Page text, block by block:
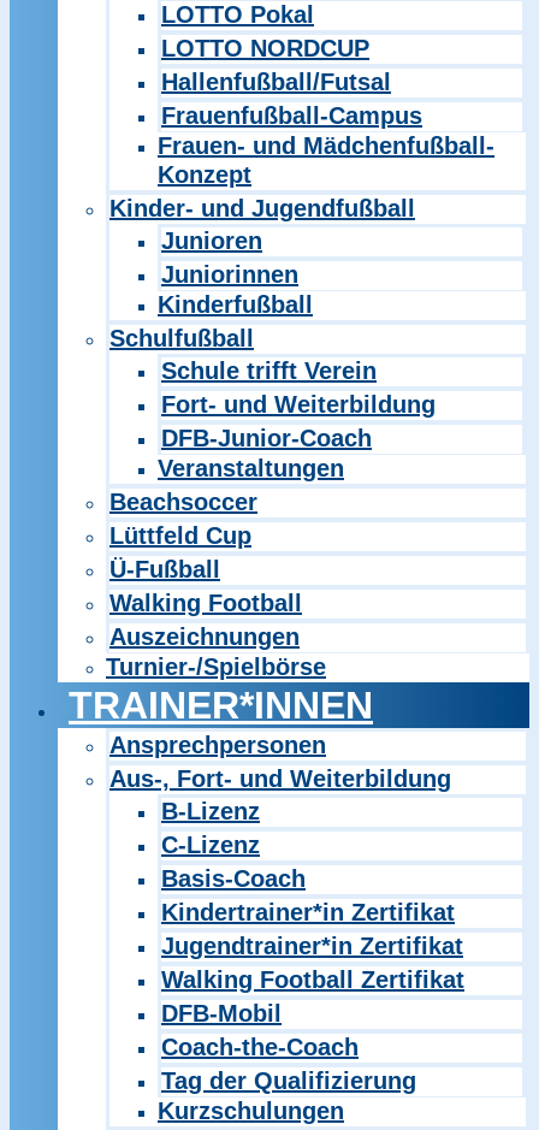
LOTTO Pokal
LOTTO NORDCUP
Hallenfußball/Futsal
Frauenfußball-Campus
Frauen- und Mädchenfußball-
Konzept
Kinder- und Jugendfußball
Junioren
Juniorinnen
Kinderfußball
Schulfußball
Schule trifft Verein
Fort- und Weiterbildung
DFB-Junior-Coach
Veranstaltungen
Beachsoccer
Lüttfeld Cup
Ü-Fußball
Walking Football
Auszeichnungen
Turnier-/Spielbörse
TRAINER*INNEN
Ansprechpersonen
Aus-, Fort- und Weiterbildung
B-Lizenz
C-Lizenz
Basis-Coach
Kindertrainer*in Zertifikat
Jugendtrainer*in Zertifikat
Walking Football Zertifikat
DFB-Mobil
Coach-the-Coach
Tag der Qualifizierung
Kurzschulungen